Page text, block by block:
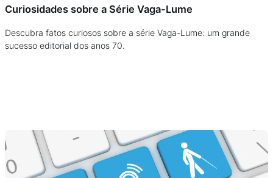
Curiosidades sobre a Série Vaga-Lume
Descubra fatos curiosos sobre a série Vaga-Lume: um grande
sucesso editorial dos anos 70.